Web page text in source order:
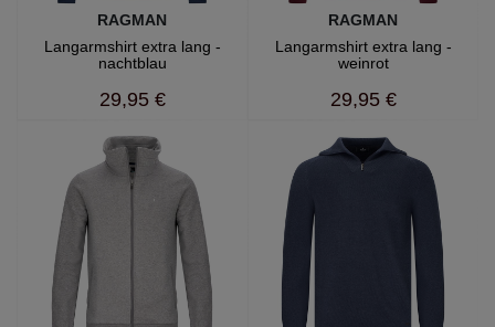
RAGMAN
Langarmshirt extra lang -
nachtblau
29,95 €
RAGMAN
Langarmshirt extra lang -
weinrot
29,95 €